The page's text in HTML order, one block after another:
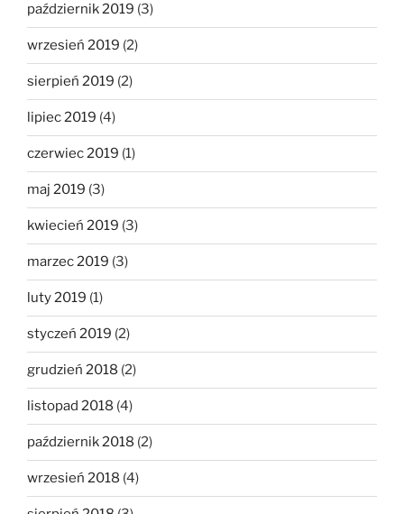
październik 2019 (3)
wrzesień 2019 (2)
sierpień 2019 (2)
lipiec 2019 (4)
czerwiec 2019 (1)
maj 2019 (3)
kwiecień 2019 (3)
marzec 2019 (3)
luty 2019 (1)
styczeń 2019 (2)
grudzień 2018 (2)
listopad 2018 (4)
październik 2018 (2)
wrzesień 2018 (4)